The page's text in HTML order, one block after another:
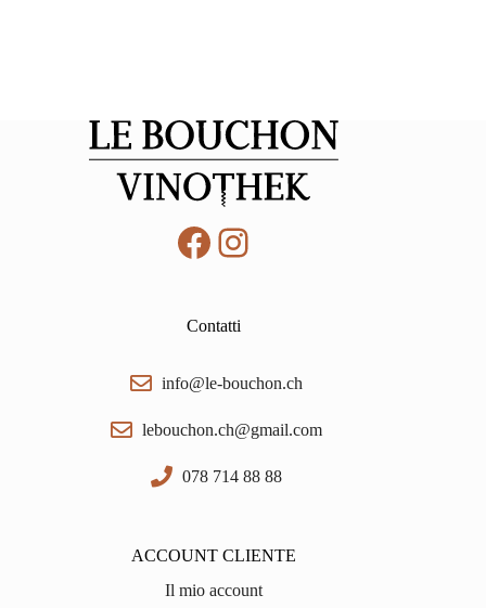
Facebook
Instagram
Contatti
info@le-bouchon.ch
lebouchon.ch@gmail.com
078 714 88 88
ACCOUNT CLIENTE
Il mio account